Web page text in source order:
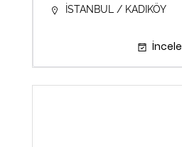
İSTANBUL / KADIKÖY
İncele